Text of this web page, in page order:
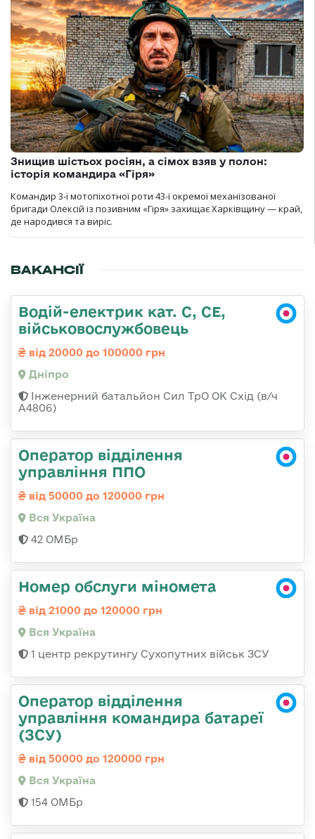
Знищив шістьох росіян, а сімох взяв у полон:
історія командира «Гіря»
Командир 3-ї мотопіхотної роти 43-ї окремої механізованої
бригади Олексій із позивним «Гіря» захищає Харківщину — край,
де народився та виріс.
ВАКАНСІЇ
Водій-електрик кат. С, СЕ,
військовослужбовець
від 20000 до 100000 грн
Дніпро
Інженерний батальйон Сил ТрО ОК Схід (в/ч
А4806)
Оператор відділення
управління ППО
від 50000 до 120000 грн
Вся Україна
42 ОМБр
Номер обслуги міномета
від 21000 до 120000 грн
Вся Україна
1 центр рекрутингу Сухопутних військ ЗСУ
Оператор відділення
управління командира батареї
(ЗСУ)
від 50000 до 120000 грн
Вся Україна
154 ОМБр